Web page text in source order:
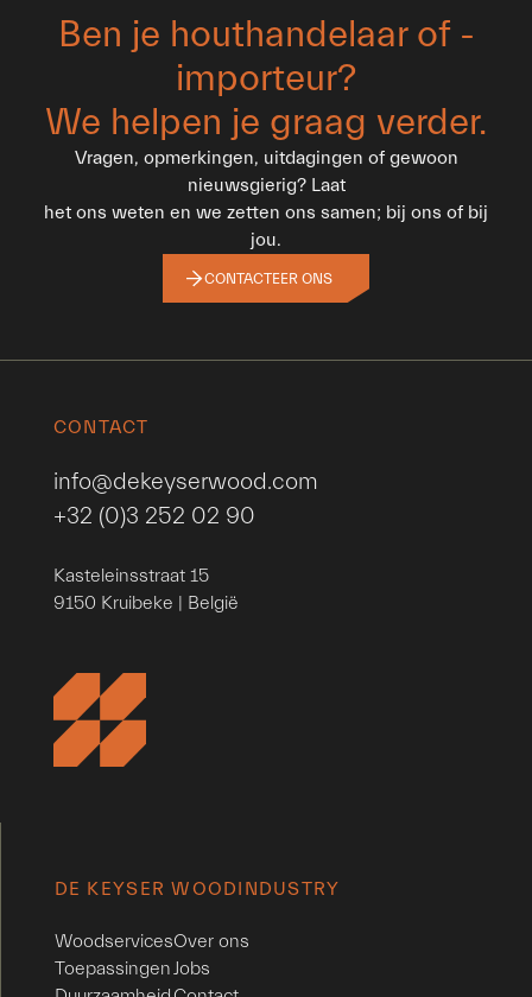
Ben je houthandelaar of -
importeur?
We helpen je graag verder.
Vragen, opmerkingen, uitdagingen of gewoon
nieuwsgierig? Laat
het ons weten en we zetten ons samen; bij ons of bij
jou.
CONTACTEER ONS
CONTACT
info@dekeyserwood.com
+32 (0)3 252 02 90
Kasteleinsstraat 15
9150 Kruibeke | België
DE KEYSER WOODINDUSTRY
Woodservices
Toepassingen
Over ons
Jobs